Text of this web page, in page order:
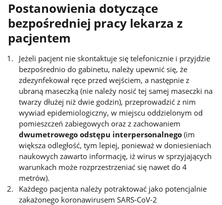
Postanowienia dotyczące
bezpośredniej pracy lekarza z
pacjentem
Jeżeli pacjent nie skontaktuje się telefonicznie i przyjdzie
bezpośrednio do gabinetu, należy upewnić się, że
zdezynfekował ręce przed wejściem, a następnie z
ubraną maseczką (nie należy nosić tej samej maseczki na
twarzy dłużej niż dwie godzin), przeprowadzić z nim
wywiad epidemiologiczny, w miejscu oddzielonym od
pomieszczeń zabiegowych oraz z zachowaniem
dwumetrowego odstępu interpersonalnego (im
większa odległość, tym lepiej, ponieważ w doniesieniach
naukowych zawarto informację, iż wirus w sprzyjających
warunkach może rozprzestrzeniać się nawet do 4
metrów).
Każdego pacjenta należy potraktować jako potencjalnie
zakażonego koronawirusem SARS-CoV-2